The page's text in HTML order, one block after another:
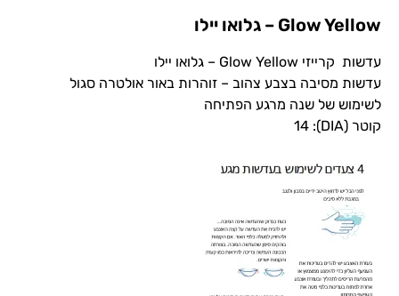
Glow Yellow – גלואו יילו
עדשות קרייזי Glow Yellow – גלואו יילו
עדשות מסיבה בצבע צהוב – זוהרות באור אולטרה סגול
לשימוש של שנה מרגע הפתיחה
קוטר (DIA): 14